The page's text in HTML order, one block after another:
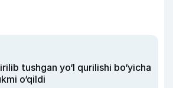
tushgan yo‘l qurilishi bo‘yicha
o‘qildi